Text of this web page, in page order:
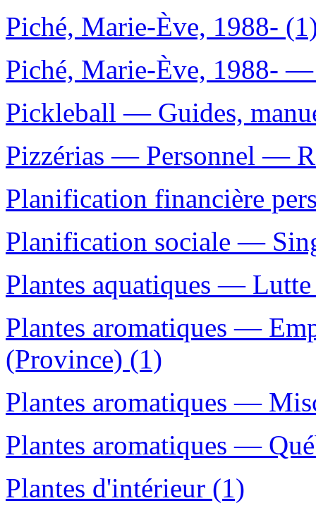
Piché, Marie-Ève, 1988-
Piché, Marie-Ève, 1988- —
Pickleball — Guides,
Pizzérias — Personnel —
Planification financière
Planification sociale —
Plantes aquatiques —
Plantes aromatiques —
(Province) (1)
Plantes aromatiques —
Plantes aromatiques —
Plantes d'intérieur (1)